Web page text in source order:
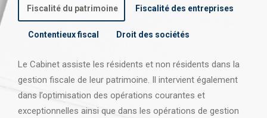
Fiscalité du patrimoine Fiscalité des entreprises
Contentieux fiscal Droit des sociétés
Le Cabinet assiste les résidents et non résidents dans la
gestion fiscale de leur patrimoine. Il intervient également
dans l’optimisation des opérations courantes et
exceptionnelles ainsi que dans les opérations de gestion